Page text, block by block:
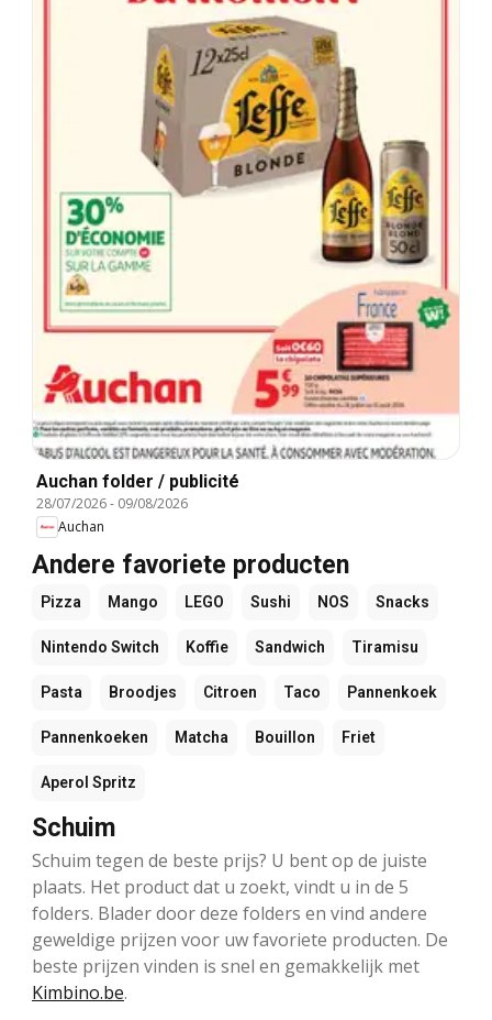
Auchan folder / publicité
28/07/2026- 09/08/2026
Auchan
Andere favoriete producten
Pizza Mango LEGO Sushi NOS Snacks
Nintendo Switch Koffie Sandwich Tiramisu
Pasta Broodjes Citroen Taco Pannenkoek
Pannenkoeken Matcha Bouillon Friet
Aperol Spritz
Schuim
Schuim tegen de beste prijs? U bent op de juiste
plaats. Het product dat u zoekt, vindt u in de 5
folders. Blader door deze folders en vind andere
geweldige prijzen voor uw favoriete producten. De
beste prijzen vinden is snel en gemakkelijk met
Kimbino.be.